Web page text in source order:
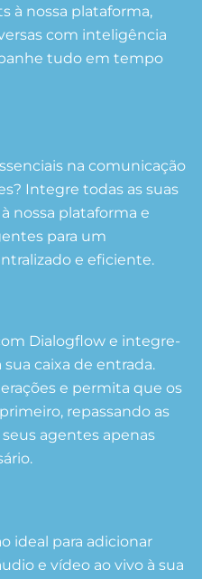
à nossa plataforma,
com inteligência
tudo em tempo
na comunicação
Integre todas as suas
nossa plataforma e
para um
e eficiente.
Dialogflow e integre-
caixa de entrada.
e permita que os
repassando as
agentes apenas
ideal para adicionar
e vídeo ao vivo à sua